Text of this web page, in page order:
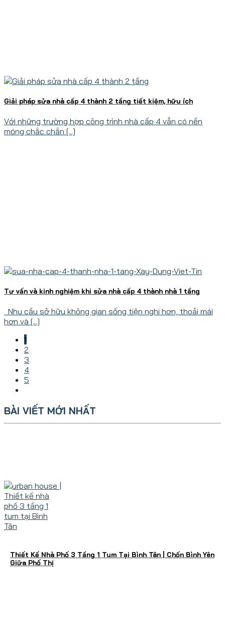
Giải pháp sửa nhà cấp 4 thành 2 tầng tiết kiệm, hữu ích
Với những trường hợp công trình nhà cấp 4 vẫn có nền
móng chắc chắn [...]
Tư vấn và kinh nghiệm khi sửa nhà cấp 4 thành nhà 1 tầng
Nhu cầu sở hữu không gian sống tiện nghi hơn, thoải mái
hơn và [...]
1
2
3
4
5
BÀI VIẾT MỚI NHẤT
Thiết Kế Nhà Phố 3 Tầng 1 Tum Tại Bình Tân | Chốn Bình Yên
Giữa Phố Thị